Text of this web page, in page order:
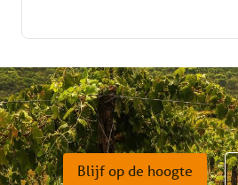
Blijf op de hoogte